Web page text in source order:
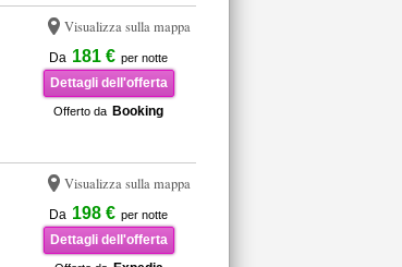
Visualizza sulla mappa
Da 181 € per notte
Dettagli dell'offerta
Offerto da Booking
Visualizza sulla mappa
Da 198 € per notte
Dettagli dell'offerta